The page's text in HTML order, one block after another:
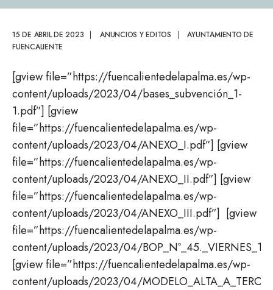
15 DE ABRIL DE 2023 | ANUNCIOS Y EDITOS |
AYUNTAMIENTO DE
FUENCALIENTE
[gview file=”https://fuencalientedelapalma.es/wp-
content/uploads/2023/04/bases_subvención_1-
1.pdf”] [gview
file=”https://fuencalientedelapalma.es/wp-
content/uploads/2023/04/ANEXO_I.pdf”] [gview
file=”https://fuencalientedelapalma.es/wp-
content/uploads/2023/04/ANEXO_II.pdf”] [gview
file=”https://fuencalientedelapalma.es/wp-
content/uploads/2023/04/ANEXO_III.pdf”] [gview
file=”https://fuencalientedelapalma.es/wp-
content/uploads/2023/04/
[gview file=”https://fuencalientedelapalma.es/wp-
content/uploads/2023/04/